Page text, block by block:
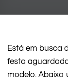
Está em busca
festa
modelo. Abaixo